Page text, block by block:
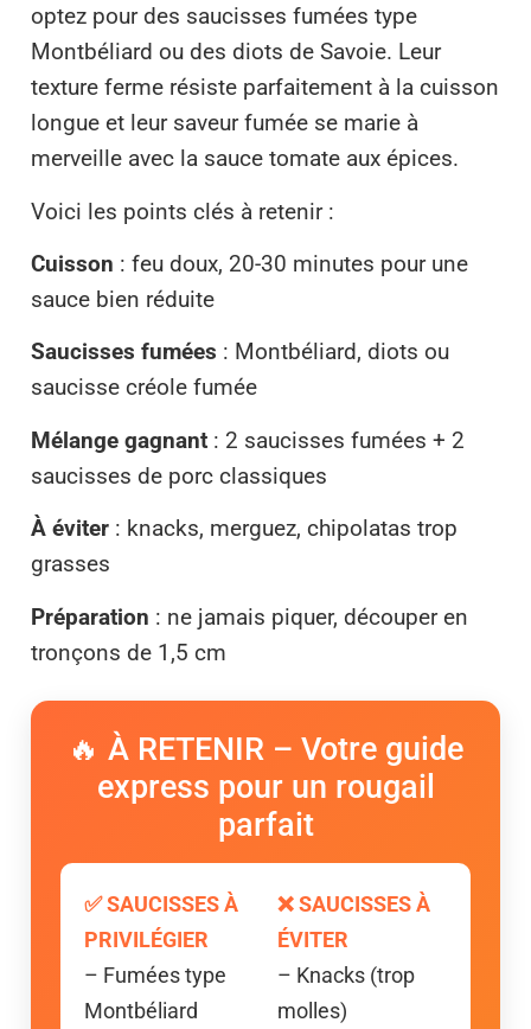
optez pour des saucisses fumées type
Montbéliard ou des diots de Savoie. Leur
texture ferme résiste parfaitement à la cuisson
longue et leur saveur fumée se marie à
merveille avec la sauce tomate aux épices.
Voici les points clés à retenir :
Cuisson : feu doux, 20-30 minutes pour une
sauce bien réduite
Saucisses fumées : Montbéliard, diots ou
saucisse créole fumée
Mélange gagnant : 2 saucisses fumées + 2
saucisses de porc classiques
À éviter : knacks, merguez, chipolatas trop
grasses
Préparation : ne jamais piquer, découper en
tronçons de 1,5 cm
🔥 À RETENIR – Votre guide
express pour un rougail
parfait
✅ SAUCISSES À
PRIVILÉGIER
– Fumées type
Montbéliard
❌ SAUCISSES À
ÉVITER
– Knacks (trop
molles)